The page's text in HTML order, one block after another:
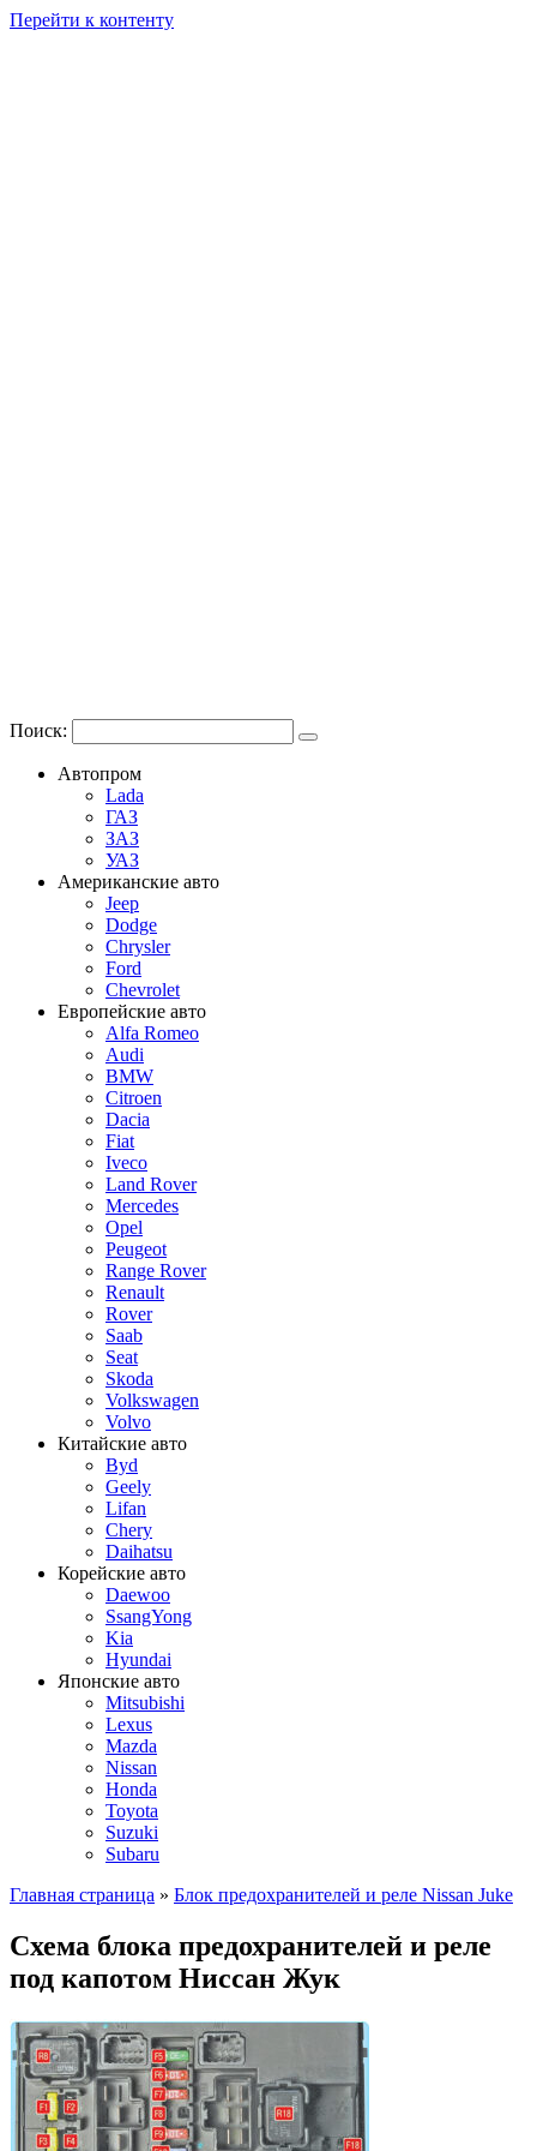
Перейти к контенту
Поиск:
Автопром
Lada
ГАЗ
ЗАЗ
УАЗ
Американские авто
Jeep
Dodge
Chrysler
Ford
Chevrolet
Европейские авто
Alfa Romeo
Audi
BMW
Citroen
Dacia
Fiat
Iveco
Land Rover
Mercedes
Opel
Peugeot
Range Rover
Renault
Rover
Saab
Seat
Skoda
Volkswagen
Volvo
Китайские авто
Byd
Geely
Lifan
Chery
Daihatsu
Корейские авто
Daewoo
SsangYong
Kia
Hyundai
Японские авто
Mitsubishi
Lexus
Mazda
Nissan
Honda
Toyota
Suzuki
Subaru
Главная страница » Блок предохранителей и реле Nissan Juke
Схема блока предохранителей и реле
под капотом Ниссан Жук